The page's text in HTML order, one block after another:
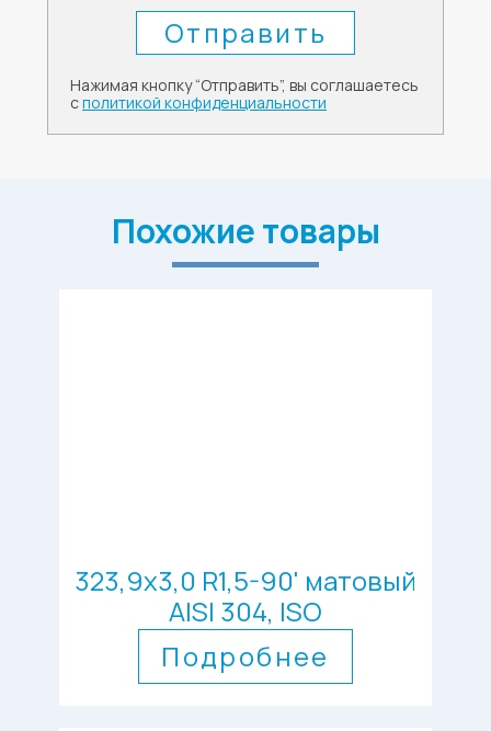
Нажимая кнопку “Отправить”, вы соглашаетесь
сполитикой конфиденциальности
Похожие товары
323,9х3,0 R1,5-90' матовый
AISI 304, ISO
Подробнее